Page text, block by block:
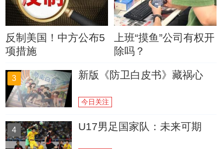
反制美国！中方公布5
项措施
上班“摸鱼”公司有权开
除吗？
3 新版《防卫白皮书》藏祸心
今日关注
4 U17男足国家队：未来可期